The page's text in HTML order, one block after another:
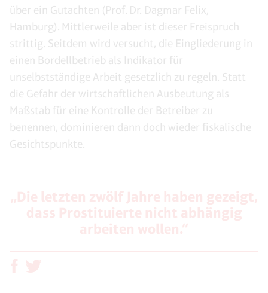
über ein Gutachten (Prof. Dr. Dagmar Felix,
Hamburg). Mittlerweile aber ist dieser Freispruch
strittig. Seitdem wird versucht, die Eingliederung in
einen Bordellbetrieb als Indikator für
unselbstständige Arbeit gesetzlich zu regeln. Statt
die Gefahr der wirtschaftlichen Ausbeutung als
Maßstab für eine Kontrolle der Betreiber zu
benennen, dominieren dann doch wieder fiskalische
Gesichtspunkte.